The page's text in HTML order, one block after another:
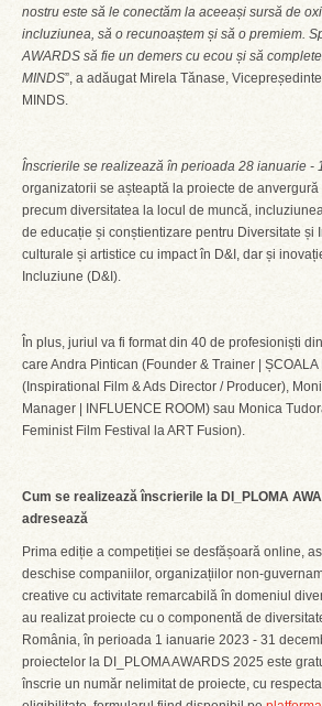
nostru este să le conectăm la aceeași sursă de
incluziunea, să o recunoaștem și să o premiem.
AWARDS să fie un demers cu ecou și să
MINDS”, a adăugat Mirela Tănase, Vicepreș
MINDS.
Înscrierile se realizează în perioada 28 ianuarie -
organizatorii se așteaptă la proiecte de
precum diversitatea la locul de muncă,
de educație și conștientizare pentru Diversitate și
culturale și artistice cu impact în D&I, dar și
Incluziune (D&I).
În plus, juriul va fi format din 40 de profesioniști
care Andra Pintican (Founder & Trainer |
(Inspirational Film & Ads Director / Producer),
Manager | INFLUENCE ROOM) sau Monica
Feminist Film Festival la ART Fusion).
Cum se realizează înscrierile la DI_PLOMA
adresează
Prima ediție a competiției se desfășoară online,
deschise companiilor, organizațiilor non-
creative cu activitate remarcabilă în domeniul
au realizat proiecte cu o componentă de
România, în perioada 1 ianuarie 2023 - 31
proiectelor la DI_PLOMA AWARDS 2025 este
înscrie un număr nelimitat de proiecte, cu